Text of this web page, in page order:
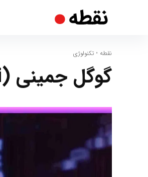
نقطه • تکنولوژی
گوگل جمینی (Gemini) چیست؟